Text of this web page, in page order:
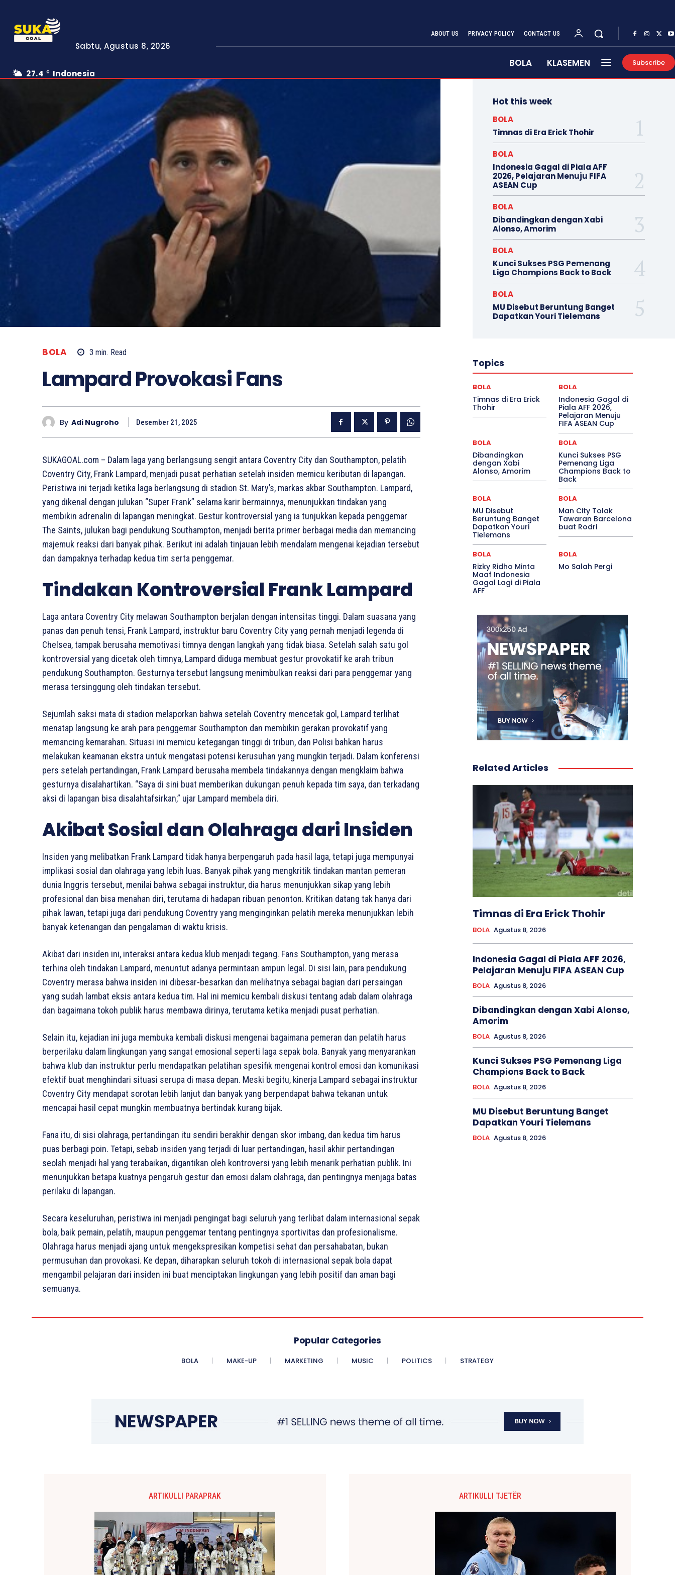
Sabtu, Agustus 8, 2026
27.4 C Indonesia
ABOUT US PRIVACY POLICY CONTACT US
BOLA KLASEMEN Subscribe
BOLA 3 min. Read
Lampard Provokasi Fans
By Adi Nugroho Desember 21, 2025
SUKAGOAL.com – Dalam laga yang berlangsung sengit antara Coventry City dan Southampton, pelatih
Coventry City, Frank Lampard, menjadi pusat perhatian setelah insiden memicu keributan di lapangan.
Peristiwa ini terjadi ketika laga berlangsung di stadion St. Mary’s, markas akbar Southampton. Lampard,
yang dikenal dengan julukan “Super Frank” selama karir bermainnya, menunjukkan tindakan yang
membikin adrenalin di lapangan meningkat. Gestur kontroversial yang ia tunjukkan kepada penggemar
The Saints, julukan bagi pendukung Southampton, menjadi berita primer berbagai media dan memancing
majemuk reaksi dari banyak pihak. Berikut ini adalah tinjauan lebih mendalam mengenai kejadian tersebut
dan dampaknya terhadap kedua tim serta penggemar.
Tindakan Kontroversial Frank Lampard
Laga antara Coventry City melawan Southampton berjalan dengan intensitas tinggi. Dalam suasana yang
panas dan penuh tensi, Frank Lampard, instruktur baru Coventry City yang pernah menjadi legenda di
Chelsea, tampak berusaha memotivasi timnya dengan langkah yang tidak biasa. Setelah salah satu gol
kontroversial yang dicetak oleh timnya, Lampard diduga membuat gestur provokatif ke arah tribun
pendukung Southampton. Gesturnya tersebut langsung menimbulkan reaksi dari para penggemar yang
merasa tersinggung oleh tindakan tersebut.
Sejumlah saksi mata di stadion melaporkan bahwa setelah Coventry mencetak gol, Lampard terlihat
menatap langsung ke arah para penggemar Southampton dan membikin gerakan provokatif yang
memancing kemarahan. Situasi ini memicu ketegangan tinggi di tribun, dan Polisi bahkan harus
melakukan keamanan ekstra untuk mengatasi potensi kerusuhan yang mungkin terjadi. Dalam konferensi
pers setelah pertandingan, Frank Lampard berusaha membela tindakannya dengan mengklaim bahwa
gesturnya disalahartikan. “Saya di sini buat memberikan dukungan penuh kepada tim saya, dan terkadang
aksi di lapangan bisa disalahtafsirkan,” ujar Lampard membela diri.
Akibat Sosial dan Olahraga dari Insiden
Insiden yang melibatkan Frank Lampard tidak hanya berpengaruh pada hasil laga, tetapi juga mempunyai
implikasi sosial dan olahraga yang lebih luas. Banyak pihak yang mengkritik tindakan mantan pemeran
dunia Inggris tersebut, menilai bahwa sebagai instruktur, dia harus menunjukkan sikap yang lebih
profesional dan bisa menahan diri, terutama di hadapan ribuan penonton. Kritikan datang tak hanya dari
pihak lawan, tetapi juga dari pendukung Coventry yang menginginkan pelatih mereka menunjukkan lebih
banyak ketenangan dan pengalaman di waktu krisis.
Akibat dari insiden ini, interaksi antara kedua klub menjadi tegang. Fans Southampton, yang merasa
terhina oleh tindakan Lampard, menuntut adanya permintaan ampun legal. Di sisi lain, para pendukung
Coventry merasa bahwa insiden ini dibesar-besarkan dan melihatnya sebagai bagian dari persaingan
yang sudah lambat eksis antara kedua tim. Hal ini memicu kembali diskusi tentang adab dalam olahraga
dan bagaimana tokoh publik harus membawa dirinya, terutama ketika menjadi pusat perhatian.
Selain itu, kejadian ini juga membuka kembali diskusi mengenai bagaimana pemeran dan pelatih harus
berperilaku dalam lingkungan yang sangat emosional seperti laga sepak bola. Banyak yang menyarankan
bahwa klub dan instruktur perlu mendapatkan pelatihan spesifik mengenai kontrol emosi dan komunikasi
efektif buat menghindari situasi serupa di masa depan. Meski begitu, kinerja Lampard sebagai instruktur
Coventry City mendapat sorotan lebih lanjut dan banyak yang berpendapat bahwa tekanan untuk
mencapai hasil cepat mungkin membuatnya bertindak kurang bijak.
Fana itu, di sisi olahraga, pertandingan itu sendiri berakhir dengan skor imbang, dan kedua tim harus
puas berbagi poin. Tetapi, sebab insiden yang terjadi di luar pertandingan, hasil akhir pertandingan
seolah menjadi hal yang terabaikan, digantikan oleh kontroversi yang lebih menarik perhatian publik. Ini
menunjukkan betapa kuatnya pengaruh gestur dan emosi dalam olahraga, dan pentingnya menjaga batas
perilaku di lapangan.
Secara keseluruhan, peristiwa ini menjadi pengingat bagi seluruh yang terlibat dalam internasional sepak
bola, baik pemain, pelatih, maupun penggemar tentang pentingnya sportivitas dan profesionalisme.
Olahraga harus menjadi ajang untuk mengekspresikan kompetisi sehat dan persahabatan, bukan
permusuhan dan provokasi. Ke depan, diharapkan seluruh tokoh di internasional sepak bola dapat
mengambil pelajaran dari insiden ini buat menciptakan lingkungan yang lebih positif dan aman bagi
semuanya.
Hot this week
BOLA
Timnas di Era Erick Thohir
BOLA
Indonesia Gagal di Piala AFF
2026, Pelajaran Menuju FIFA
ASEAN Cup
BOLA
Dibandingkan dengan Xabi
Alonso, Amorim
BOLA
Kunci Sukses PSG Pemenang
Liga Champions Back to Back
BOLA
MU Disebut Beruntung Banget
Dapatkan Youri Tielemans
Topics
BOLA
Timnas di Era Erick
Thohir
BOLA
Indonesia Gagal di
Piala AFF 2026,
Pelajaran Menuju
FIFA ASEAN Cup
BOLA
Dibandingkan
dengan Xabi
Alonso, Amorim
BOLA
Kunci Sukses PSG
Pemenang Liga
Champions Back to
Back
BOLA
MU Disebut
Beruntung Banget
Dapatkan Youri
Tielemans
BOLA
Man City Tolak
Tawaran Barcelona
buat Rodri
BOLA
Rizky Ridho Minta
Maaf Indonesia
Gagal Lagi di Piala
AFF
BOLA
Mo Salah Pergi
Related Articles
Timnas di Era Erick Thohir
BOLA Agustus 8, 2026
Indonesia Gagal di Piala AFF 2026,
Pelajaran Menuju FIFA ASEAN Cup
BOLA Agustus 8, 2026
Dibandingkan dengan Xabi Alonso,
Amorim
BOLA Agustus 8, 2026
Kunci Sukses PSG Pemenang Liga
Champions Back to Back
BOLA Agustus 8, 2026
MU Disebut Beruntung Banget
Dapatkan Youri Tielemans
BOLA Agustus 8, 2026
Popular Categories
BOLA MAKE-UP MARKETING MUSIC POLITICS STRATEGY
ARTIKULLI PARAPRAK ARTIKULLI TJETËR